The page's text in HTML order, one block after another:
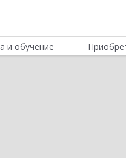
и обучение